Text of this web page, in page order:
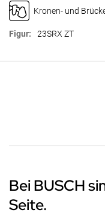
Kronen- und
23SRX ZT
Bei BUSCH
Seite.